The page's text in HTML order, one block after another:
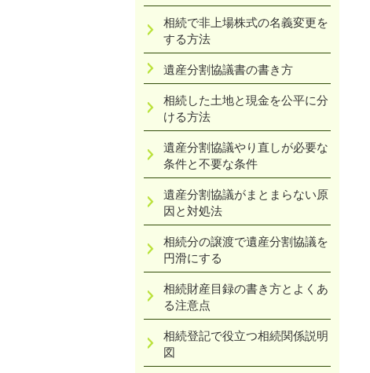
相続で非上場株式の名義変更を
する方法
遺産分割協議書の書き方
相続した土地と現金を公平に分
ける方法
遺産分割協議やり直しが必要な
条件と不要な条件
遺産分割協議がまとまらない原
因と対処法
相続分の譲渡で遺産分割協議を
円滑にする
相続財産目録の書き方とよくあ
る注意点
相続登記で役立つ相続関係説明
図